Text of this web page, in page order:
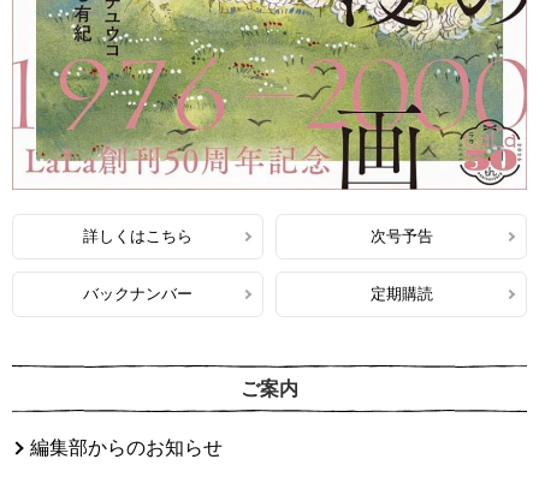
詳しくはこちら 次号予告
バックナンバー 定期購読
ご案内
編集部からのお知らせ